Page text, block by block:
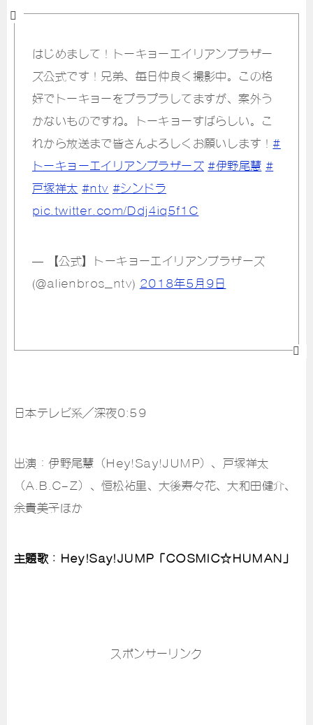
はじめまして！トーキョーエイリアンブラザー
ズ公式です！兄弟、毎日仲良く撮影中。この格
好でトーキョーをプラプラしてますが、案外う
かないものですね。トーキョーすばらしい。こ
れから放送まで皆さんよろしくお願いします！ #
トーキョーエイリアンブラザーズ #伊野尾慧 #
戸塚祥太 #ntv #シンドラ
pic.twitter.com/Ddj4iq5f1C
— 【公式】トーキョーエイリアンブラザーズ
(@alienbros_ntv) 2018年5月9日
日本テレビ系／深夜0:59
出演：伊野尾慧（Hey!Say!JUMP）、戸塚祥太
（A.B.C-Z）、恒松祐里、大後寿々花、大和田健介、
余貴美子ほか
主題歌：Hey!Say!JUMP「COSMIC☆HUMAN」
スポンサーリンク